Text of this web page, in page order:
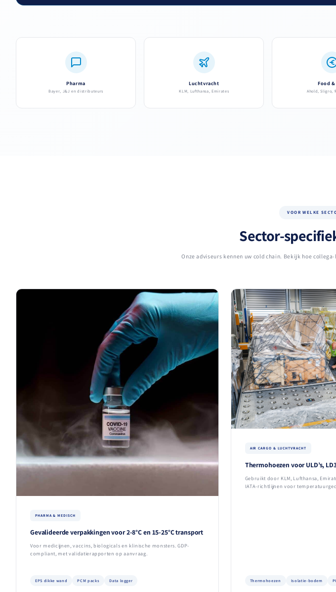
Pharma
Bayer, J&J en distributeurs
Luchtvracht
KLM, Lufthansa, Emirates
Food &
Ahold, Sligro,
VOOR WELKE
Sector-
Onze adviseurs kennen uw cold chain. Bekijk hoe
PHARMA & MEDISCH
Gevalideerde verpakkingen voor 2-8°C en 15-25°C transport
Voor medicijnen, vaccins, biologicals en klinische monsters. GDP-
compliant, met validatierapporten op aanvraag.
EPS dikke wand PCM packs Data logger
AIR CARGO & LUCHTVRACHT
Thermohoezen voor ULD’s,
Gebruikt door KLM, Lufthansa,
IATA-richtlijnen voor
Thermohoezen Isolatie-bodem